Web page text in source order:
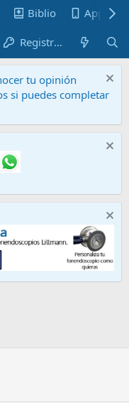
Biblio Apps
Registrarse
tu opinión
si puedes completar